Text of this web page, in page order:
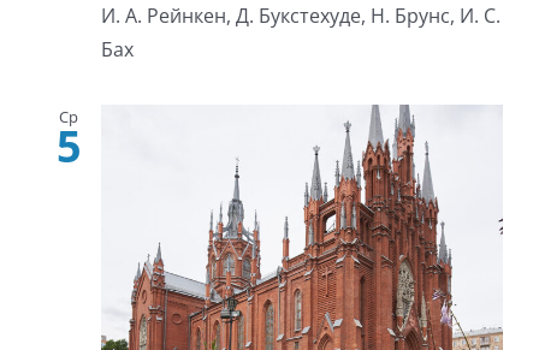
И. А. Рейнкен, Д. Букстехуде, Н. Брунс, И. С.
Бах
Ср
5